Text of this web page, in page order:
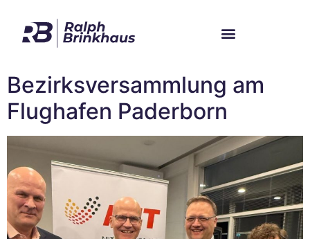
Bezirksversammlung am
Flughafen Paderborn